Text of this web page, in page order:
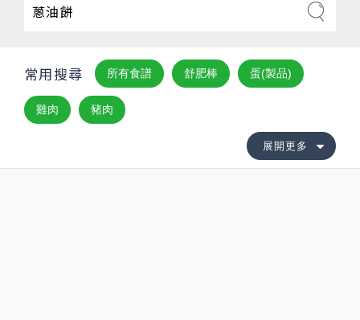
常用搜尋 所有食譜 舒肥棒 蛋(製品)
雞肉 豬肉
展開更多